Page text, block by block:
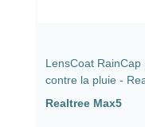
LensCoat
contre la pluie -
Realtree Max5